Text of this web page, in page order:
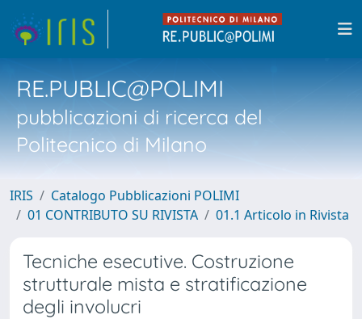
RE.PUBLIC@POLIMI
pubblicazioni di ricerca del
Politecnico di Milano
IRIS
Catalogo Pubblicazioni POLIMI
01 CONTRIBUTO SU RIVISTA
01.1 Articolo in Rivista
Tecniche esecutive. Costruzione
strutturale mista e stratificazione
degli involucri